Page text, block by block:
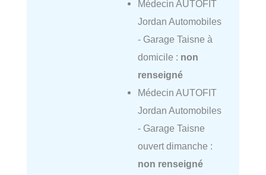
Médecin AUTOFIT
Jordan Automobiles
- Garage Taisne à
domicile : non
renseigné
Médecin AUTOFIT
Jordan Automobiles
- Garage Taisne
ouvert dimanche :
non renseigné